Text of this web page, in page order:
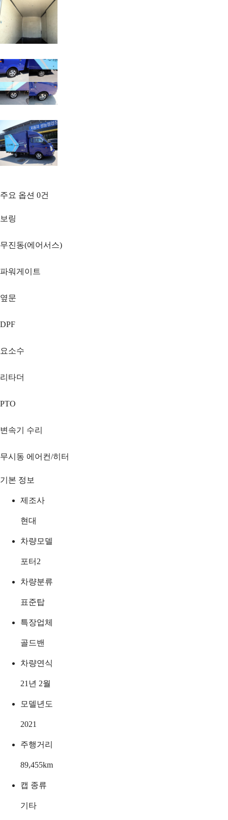
주요 옵션 0건
보링
무진동(에어서스)
파워게이트
옆문
DPF
요소수
리타더
PTO
변속기 수리
무시동 에어컨/히터
기본 정보
제조사
현대
차량모델
포터2
차량분류
표준탑
특장업체
골드밴
차량연식
21년 2월
모델년도
2021
주행거리
89,455km
캡 종류
기타